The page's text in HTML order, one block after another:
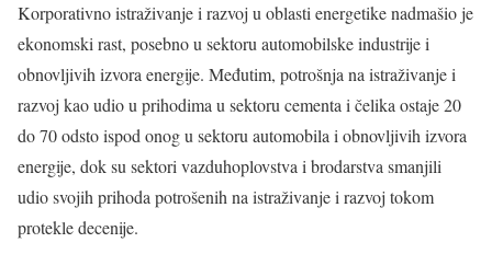
Korporativno istraživanje i razvoj u oblasti energetike nadmašio je
ekonomski rast, posebno u sektoru automobilske industrije i
obnovljivih izvora energije. Međutim, potrošnja na istraživanje i
razvoj kao udio u prihodima u sektoru cementa i čelika ostaje 20
do 70 odsto ispod onog u sektoru automobila i obnovljivih izvora
energije, dok su sektori vazduhoplovstva i brodarstva smanjili
udio svojih prihoda potrošenih na istraživanje i razvoj tokom
protekle decenije.